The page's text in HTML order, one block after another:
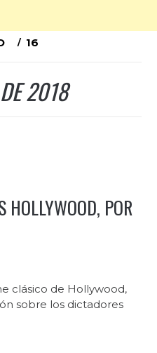
16
2018
HOLLYWOOD, POR
clásico de Hollywood,
sobre los dictadores